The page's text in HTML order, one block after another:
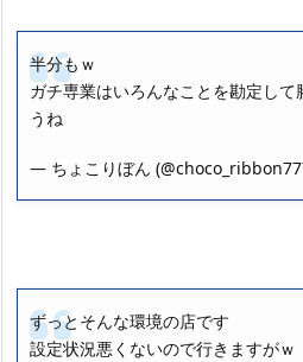
半分もｗ
ガチ専業はいろんなことを勘定して
うね
— ちょこりぼん
ずっとそんな環境の店です
設定状況悪くないので行きますがｗ